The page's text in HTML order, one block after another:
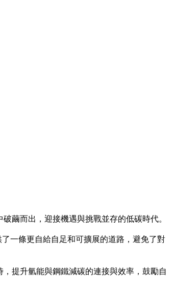
繭而出，迎接機遇與挑戰並存的低碳時代。
一條更自給自足和可擴展的道路，避免了對
提升氫能與鋼鐵減碳的連接與效率，鼓勵自